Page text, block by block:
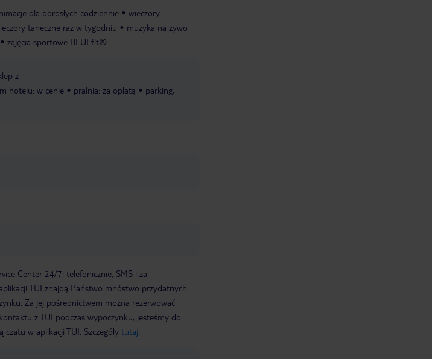
dla dorosłych codziennie
wieczory
taneczne raz w tygodniu
muzyka na żywo
zajęcia sportowe BLUEf!t®
z
hotelu: w cenie pralnia: za opłatą
parking,
Center 24/7: telefonicznie, SMS i za
TUI znajdą Państwo mnóstwo przydatnych
Za jej pośrednictwem można rezerwować
z TUI podczas wypoczynku, jesteśmy do
w aplikacji TUI. Szczegóły tutaj